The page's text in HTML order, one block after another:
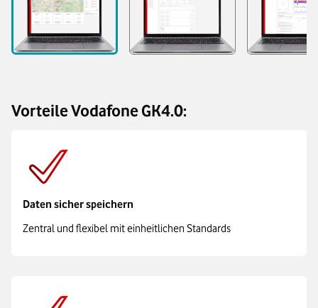
Vorteile Vodafone GK4.0:
Daten sicher speichern
Zentral und flexibel mit einheitlichen Standards